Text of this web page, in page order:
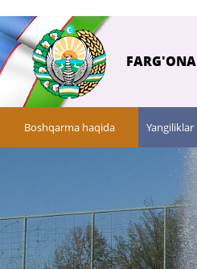
Boshqarma haqida Yangiliklar